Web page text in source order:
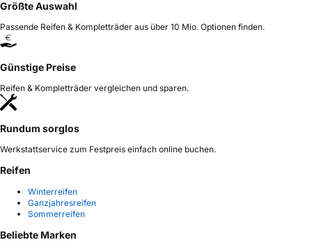
Größte Auswahl
Passende Reifen & Kompletträder aus über 10 Mio. Optionen finden.
Günstige Preise
Reifen & Kompletträder vergleichen und sparen.
Rundum sorglos
Werkstattservice zum Festpreis einfach online buchen.
Reifen
Winterreifen
Ganzjahresreifen
Sommerreifen
Beliebte Marken